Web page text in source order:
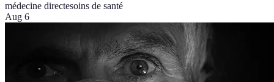
médecine directesoins de santé
Aug 6